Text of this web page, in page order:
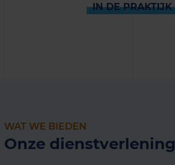
IN DE PRAKTIJK
WAT WE BIEDEN
Onze dienstverlening